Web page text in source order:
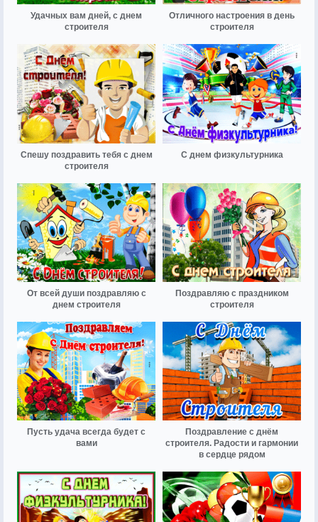
Удачных вам дней, с днем
строителя
Отличного настроения в день
строителя
Спешу поздравить тебя с днем
строителя
С днем физкультурника
От всей души поздравляю с
днем строителя
Поздравляю с праздником
строителя
Пусть удача всегда будет с
вами
Поздравление с днём
строителя. Радости и гармонии
в сердце рядом